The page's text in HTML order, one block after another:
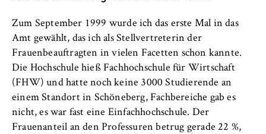
Zum September 1999 wurde ich das erste Mal in das
Amt gewählt, das ich als Stellvertreterin der
Frauenbeauftragten in vielen Facetten schon kannte.
Die Hochschule hieß Fachhochschule für Wirtschaft
(FHW) und hatte noch keine 3000 Studierende an
einem Standort in Schöneberg, Fachbereiche gab es
nicht, es war fast eine Einfachhochschule. Der
Frauenanteil an den Professuren betrug gerade 22 %,
Betreiber dieser Website
Zweck:
Dient der Identifizierung der
Browsersitzung für eingeloggte Frontend-
Benutzer (z. B. im geschützten
Mitgliederbereich). Er speichert die
Session-ID und sorgt dafür, dass der Nutzer
während des Besuchs eingeloggt bleibt.